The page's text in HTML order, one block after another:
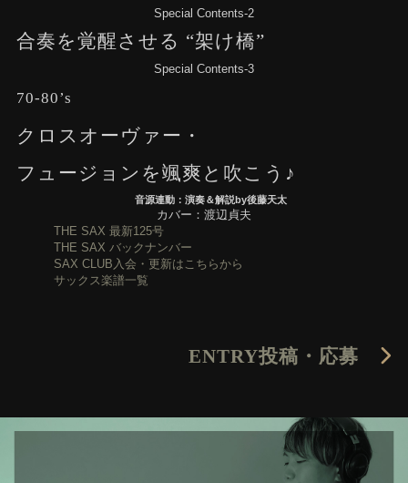
Special Contents-2
合奏を覚醒させる “架け橋”
Special Contents-3
70-80’s
クロスオーヴァー・
フュージョンを颯爽と吹こう♪
音源連動：演奏＆解説by後藤天太
カバー：渡辺貞夫
THE SAX 最新125号
THE SAX バックナンバー
SAX CLUB入会・更新はこちらから
サックス楽譜一覧
ENTRY投稿・応募